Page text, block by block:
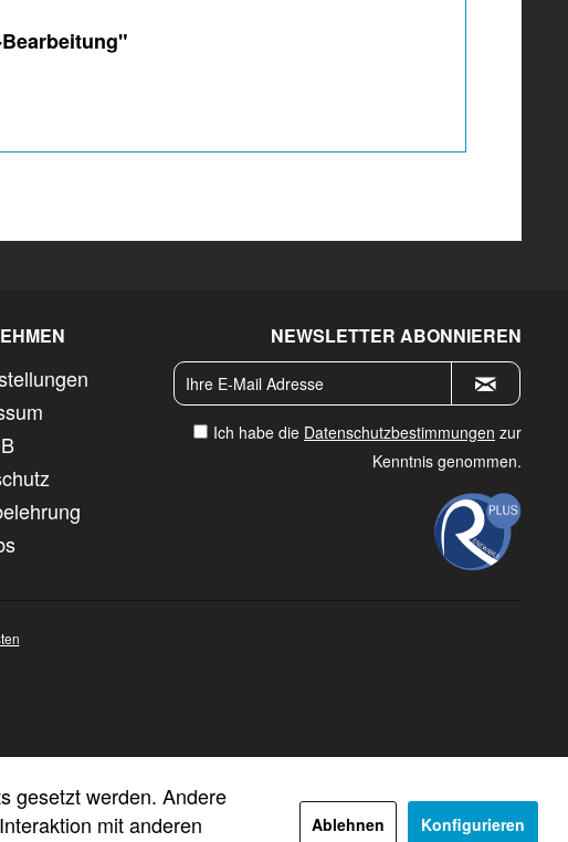
NEWSLETTER ABONNIEREN
Ich habe die Datenschutzbestimmungen zur
Kenntnis genommen.
gesetzt werden. Andere
mit anderen
Ablehnen Konfigurieren